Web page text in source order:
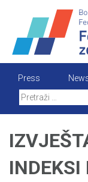
content
Press
INDEKSI